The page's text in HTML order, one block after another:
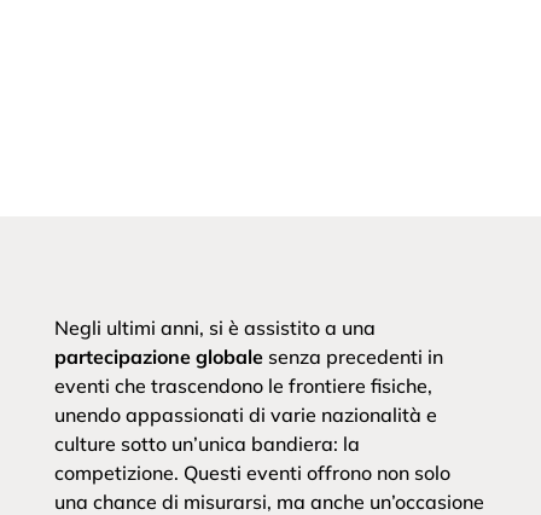
Negli ultimi anni, si è assistito a una
partecipazione globalesenza precedenti in
eventi che trascendono le frontiere fisiche,
unendo appassionati di varie nazionalità e
culture sotto un’unica bandiera: la
competizione. Questi eventi offrono non solo
una chance di misurarsi, ma anche un’occasione